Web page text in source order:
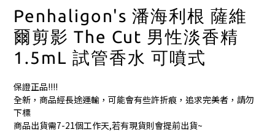
Penhaligon's 潘海利根 薩維
爾剪影 The Cut 男性淡香精
1.5mL 試管香水 可噴式
保證正品!!!!
全新，商品經長途運輸，可能會有些許折痕，追求完美者，請勿
下標
商品出貨需7-21個工作天,若有現貨則會提前出貨~